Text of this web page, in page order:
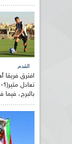
القدم
افترق
بالبرج،